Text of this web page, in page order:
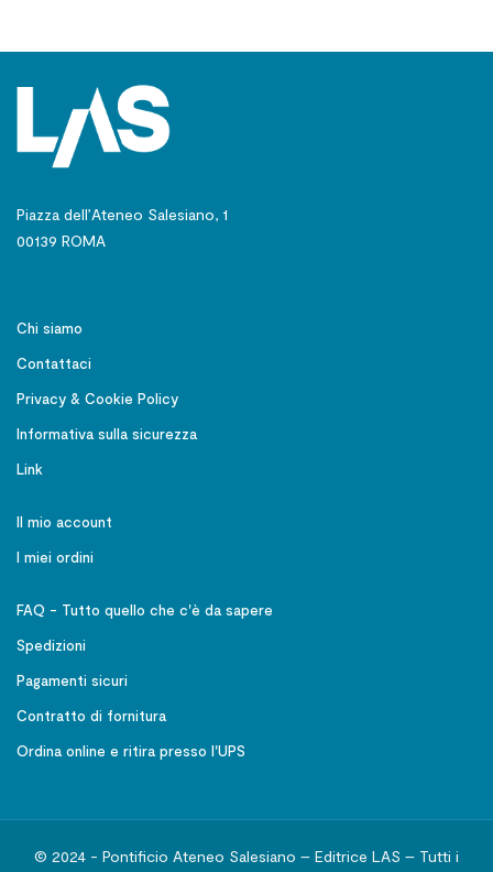
Piazza dell’Ateneo Salesiano, 1
00139 ROMA
Chi siamo
Contattaci
Privacy & Cookie Policy
Informativa sulla sicurezza
Link
Il mio account
I miei ordini
FAQ - Tutto quello che c'è da sapere
Spedizioni
Pagamenti sicuri
Contratto di fornitura
Ordina online e ritira presso l'UPS
© 2024 - Pontificio Ateneo Salesiano – Editrice LAS – Tutti i